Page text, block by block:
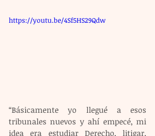
https://youtu.be/4Sf5HS29Qdw
“Básicamente yo llegué a esos
tribunales nuevos y ahí empecé, mi
idea era estudiar Derecho, litigar,